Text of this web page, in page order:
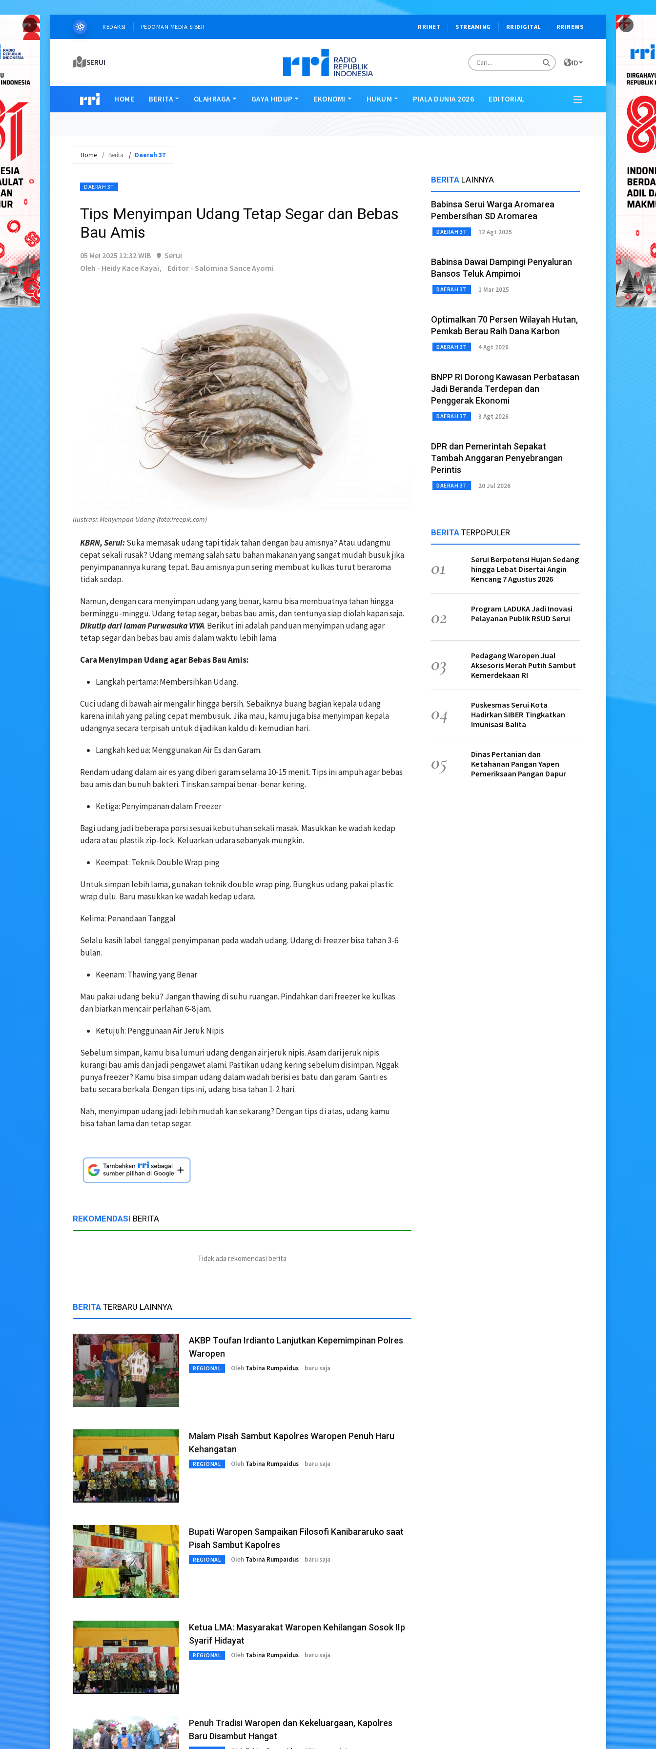
× ×
REDAKSI PEDOMAN MEDIA SIBER RRINET STREAMING RRIDIGITAL RRINEWS
SERUI ID
HOME BERITA OLAHRAGA GAYA HIDUP EKONOMI HUKUM PIALA DUNIA 2026 EDITORIAL
Home Berita Daerah 3T
DAERAH 3T
Tips Menyimpan Udang Tetap Segar dan Bebas
Bau Amis
05 Mei 2025 12:32 WIB
Serui
Oleh - Heidy Kace Kayai,
Editor - Salomina Sance Ayomi
Ilustrasi: Menyimpan Udang (foto:freepik.com)
KBRN, Serui:Suka memasak udang tapi tidak tahan dengan bau amisnya? Atau udangmu
cepat sekali rusak? Udang memang salah satu bahan makanan yang sangat mudah busuk jika
penyimpanannya kurang tepat. Bau amisnya pun sering membuat kulkas turut beraroma
tidak sedap.
Namun, dengan cara menyimpan udang yang benar, kamu bisa membuatnya tahan hingga
berminggu-minggu. Udang tetap segar, bebas bau amis, dan tentunya siap diolah kapan saja.
Dikutip dari laman Purwasuka VIVA. Berikut ini adalah panduan menyimpan udang agar
tetap segar dan bebas bau amis dalam waktu lebih lama.
Cara Menyimpan Udang agar Bebas Bau Amis:
Langkah pertama: Membersihkan Udang.
Cuci udang di bawah air mengalir hingga bersih. Sebaiknya buang bagian kepala udang
karena inilah yang paling cepat membusuk. Jika mau, kamu juga bisa menyimpan kepala
udangnya secara terpisah untuk dijadikan kaldu di kemudian hari.
Langkah kedua: Menggunakan Air Es dan Garam.
Rendam udang dalam air es yang diberi garam selama 10-15 menit. Tips ini ampuh agar bebas
bau amis dan bunuh bakteri. Tiriskan sampai benar-benar kering.
Ketiga: Penyimpanan dalam Freezer
Bagi udang jadi beberapa porsi sesuai kebutuhan sekali masak. Masukkan ke wadah kedap
udara atau plastik zip-lock. Keluarkan udara sebanyak mungkin.
Keempat: Teknik Double Wrap ping
Untuk simpan lebih lama, gunakan teknik double wrap ping. Bungkus udang pakai plastic
wrap dulu. Baru masukkan ke wadah kedap udara.
Kelima: Penandaan Tanggal
Selalu kasih label tanggal penyimpanan pada wadah udang. Udang di freezer bisa tahan 3-6
bulan.
Keenam: Thawing yang Benar
Mau pakai udang beku? Jangan thawing di suhu ruangan. Pindahkan dari freezer ke kulkas
dan biarkan mencair perlahan 6-8 jam.
Ketujuh: Penggunaan Air Jeruk Nipis
Sebelum simpan, kamu bisa lumuri udang dengan air jeruk nipis. Asam dari jeruk nipis
kurangi bau amis dan jadi pengawet alami. Pastikan udang kering sebelum disimpan. Nggak
punya freezer? Kamu bisa simpan udang dalam wadah berisi es batu dan garam. Ganti es
batu secara berkala. Dengan tips ini, udang bisa tahan 1-2 hari.
Nah, menyimpan udang jadi lebih mudah kan sekarang? Dengan tips di atas, udang kamu
bisa tahan lama dan tetap segar.
REKOMENDASI BERITA
Tidak ada rekomendasi berita
BERITA TERBARU LAINNYA
AKBP Toufan Irdianto Lanjutkan Kepemimpinan Polres
Waropen
REGIONAL Oleh Tabina Rumpaidus baru saja
Malam Pisah Sambut Kapolres Waropen Penuh Haru
Kehangatan
REGIONAL Oleh Tabina Rumpaidus baru saja
Bupati Waropen Sampaikan Filosofi Kanibararuko saat
Pisah Sambut Kapolres
REGIONAL Oleh Tabina Rumpaidus baru saja
Ketua LMA: Masyarakat Waropen Kehilangan Sosok IIp
Syarif Hidayat
REGIONAL Oleh Tabina Rumpaidus baru saja
Penuh Tradisi Waropen dan Kekeluargaan, Kapolres
Baru Disambut Hangat
BERITA LAINNYA
Babinsa Serui Warga Aromarea
Pembersihan SD Aromarea
DAERAH 3T 12 Agt 2025
Babinsa Dawai Dampingi Penyaluran
Bansos Teluk Ampimoi
DAERAH 3T 1 Mar 2025
Optimalkan 70 Persen Wilayah Hutan,
Pemkab Berau Raih Dana Karbon
DAERAH 3T 4 Agt 2026
BNPP RI Dorong Kawasan Perbatasan
Jadi Beranda Terdepan dan
Penggerak Ekonomi
DAERAH 3T 3 Agt 2026
DPR dan Pemerintah Sepakat
Tambah Anggaran Penyebrangan
Perintis
DAERAH 3T 20 Jul 2026
BERITA TERPOPULER
01
Serui Berpotensi Hujan Sedang
hingga Lebat Disertai Angin
Kencang 7 Agustus 2026
02
Program LADUKA Jadi Inovasi
Pelayanan Publik RSUD Serui
03
Pedagang Waropen Jual
Aksesoris Merah Putih Sambut
Kemerdekaan RI
04
Puskesmas Serui Kota
Hadirkan SIBER Tingkatkan
Imunisasi Balita
05
Dinas Pertanian dan
Ketahanan Pangan Yapen
Pemeriksaan Pangan Dapur